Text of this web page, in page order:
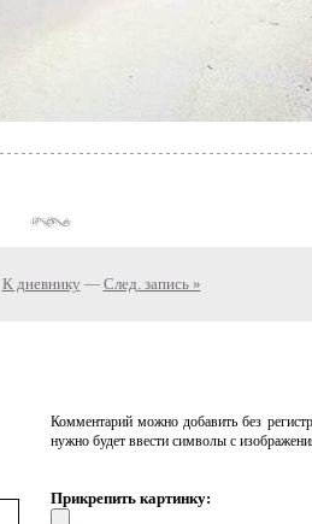
К дневнику — След. запись »
Комментарий можно добавить без
нужно будет ввести символы с
Прикрепить картинку: